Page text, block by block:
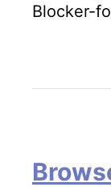
Blocker-